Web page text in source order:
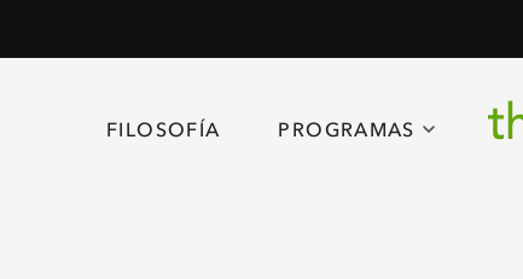
FILOSOFÍA PROGRAMAS